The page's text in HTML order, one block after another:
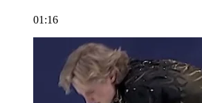
01:16